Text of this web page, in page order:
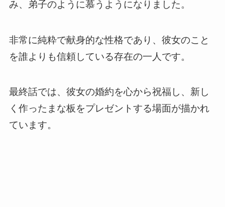
み、弟子のように慕うようになりました。
非常に純粋で献身的な性格であり、彼女のこと
を誰よりも信頼している存在の一人です。
最終話では、彼女の婚約を心から祝福し、新し
く作ったまな板をプレゼントする場面が描かれ
ています。